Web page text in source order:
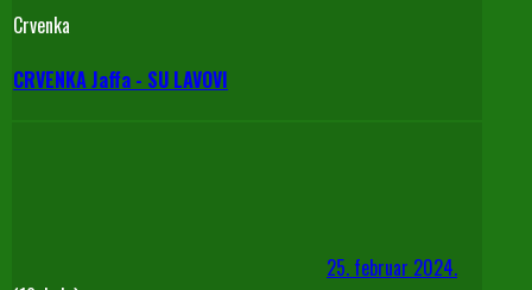
Crvenka
CRVENKA Jaffa - SU LAVOVI
25. februar 2024.